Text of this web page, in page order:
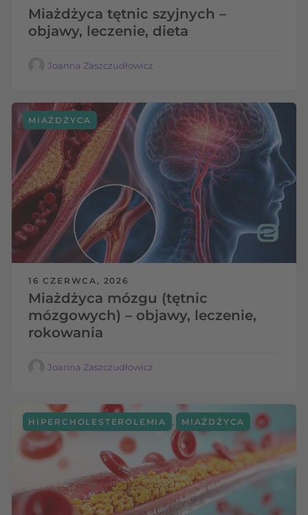
Miażdżyca tętnic szyjnych –
objawy, leczenie, dieta
Joanna Zaszczudłowicz
16 CZERWCA, 2026
Miażdżyca mózgu (tętnic
mózgowych) – objawy, leczenie,
rokowania
MIAŻDŻYCA
Joanna Zaszczudłowicz
HIPERCHOLESTEROLEMIA MIAŻDŻYCA